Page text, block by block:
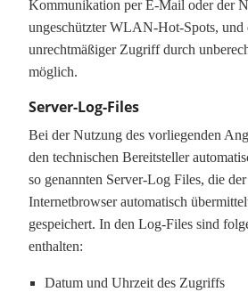
Kommunikation per E-Mail oder der
ungeschützter WLAN-Hot-Spots, und
unrechtmäßiger Zugriff durch
möglich.
Server-Log-Files
Bei der Nutzung des vorliegenden
den technischen Bereitsteller
so genannten Server-Log Files, die
Internetbrowser automatisch
gespeichert. In den Log-Files sind
enthalten:
Datum und Uhrzeit des Zugriffs